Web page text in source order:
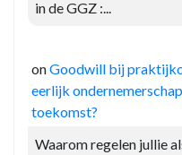
in de GGZ :...
onGoodwill bij
eerlijk
toekomst?
Waarom regelen jullie